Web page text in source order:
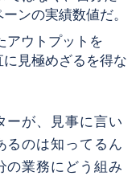
ンの実績数値だ。
アウトプットを
に見極めざるを得な
ーが、見事に言い
るのは知ってるん
業務にどう組み